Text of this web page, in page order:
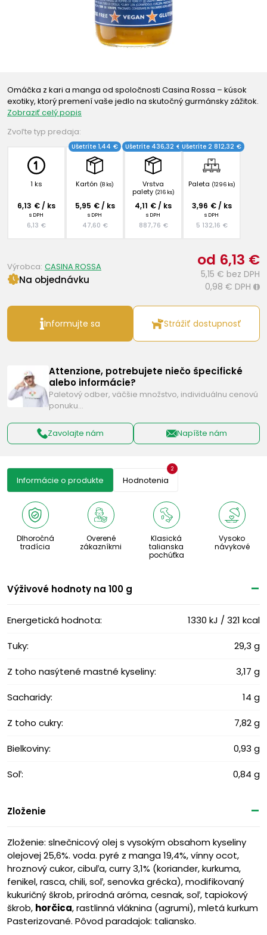
Omáčka z kari a manga od spoločnosti Casina Rossa – kúsok
exotiky, ktorý premení vaše jedlo na skutočný gurmánsky zážitok.
Zobraziť celý popis
Zvoľte typ predaja:
1 ks
6,13 € / ks
s DPH
6,13 €
Kartón (8 ks)
Ušetríte 1,44 €
5,95 € / ks
s DPH
47,60 €
Vrstva
palety (216 ks)
Ušetríte 436,32 €
4,11 € / ks
s DPH
887,76 €
Paleta (1296 ks)
Ušetríte 2 812,32 €
3,96 € / ks
s DPH
5 132,16 €
od 6,13 €
5,15 € bez DPH
0,98 € DPH i
Na objednávku
Výrobca: CASINA ROSSA
Informujte sa Strážiť dostupnosť
Attenzione, potrebujete niečo špecifické
alebo informácie?
Paletový odber, väčšie množstvo, individuálnu cenovú
ponuku…
Zavolajte nám Napíšte nám
Informácie o produkte Hodnotenia
2
Dlhoročná
tradícia
Overené
zákazníkmi
Klasická
talianska
pochúťka
Vysoko
návykové
Výživové ​​hodnoty na 100 g
Energetická hodnota: 1330 kJ / 321 kcal
Tuky: 29,3 g
Z toho nasýtené mastné kyseliny: 3,17 g
Sacharidy: 14 g
Z toho cukry: 7,82 g
Bielkoviny: 0,93 g
Soľ: 0,84 g
Zloženie
Zloženie: slnečnicový olej s vysokým obsahom kyseliny
olejovej 25,6%. voda. pyré z manga 19,4%, vínny ocot,
hroznový cukor, cibuľa, curry 3,1% (koriander, kurkuma,
fenikel, rasca, chili, soľ, senovka grécka), modifikovaný
kukuričný škrob, prírodná aróma, cesnak, soľ, tapiokový
škrob, horčica, rastlinná vláknina (agrumi), mletá kurkum
Pasterizované. Pôvod paradajok: taliansko.